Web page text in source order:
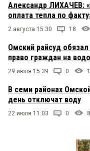
Александр ЛИХАЧЕВ:
оплата тепла по
2 августа 15:30 18
Омский райсуд
право граждан на
29 июля 15:39 0
В семи районах
день отключат воду
22 июля 11:03 0